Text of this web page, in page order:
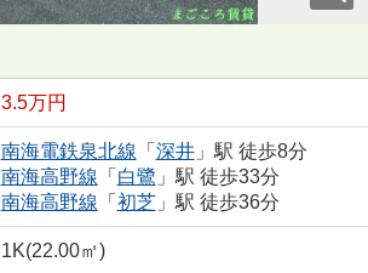
3.5万円
南海電鉄泉北線 「 深井」駅 徒歩8分
南海高野線 「 白鷺 」駅 徒歩33分
南海高野線 「 初芝」駅 徒歩36分
1K(22.00㎡)